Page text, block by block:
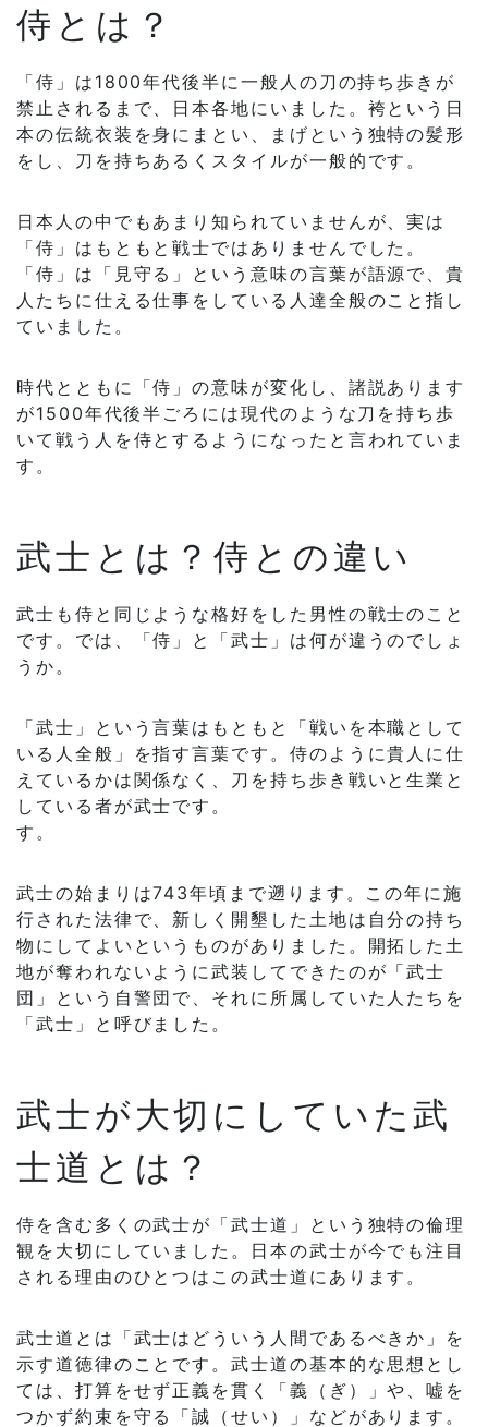
侍とは？
「侍」は1800年代後半に一般人の刀の持ち歩きが
禁止されるまで、日本各地にいました。袴という日
本の伝統衣装を身にまとい、まげという独特の髪形
をし、刀を持ちあるくスタイルが一般的です。
日本人の中でもあまり知られていませんが、実は
「侍」はもともと戦士ではありませんでした。
「侍」は「見守る」という意味の言葉が語源で、貴
人たちに仕える仕事をしている人達全般のこと指し
ていました。
時代とともに「侍」の意味が変化し、諸説あります
が1500年代後半ごろには現代のような刀を持ち歩
いて戦う人を侍とするようになったと言われていま
す。
武士とは？侍との違い
武士も侍と同じような格好をした男性の戦士のこと
です。では、「侍」と「武士」は何が違うのでしょ
うか。
「武士」という言葉はもともと「戦いを本職として
いる人全般」を指す言葉です。侍のように貴人に仕
えているかは関係なく、刀を持ち歩き戦いと生業と
している者が武士です。
す。
武士の始まりは743年頃まで遡ります。この年に施
行された法律で、新しく開墾した土地は自分の持ち
物にしてよいというものがありました。開拓した土
地が奪われないように武装してできたのが「武士
団」という自警団で、それに所属していた人たちを
「武士」と呼びました。
武士が大切にしていた武
士道とは？
侍を含む多くの武士が「武士道」という独特の倫理
観を大切にしていました。日本の武士が今でも注目
される理由のひとつはこの武士道にあります。
武士道とは「武士はどういう人間であるべきか」を
示す道徳律のことです。武士道の基本的な思想とし
ては、打算をせず正義を貫く「義（ぎ）」や、嘘を
つかず約束を守る「誠（せい）」などがあります。